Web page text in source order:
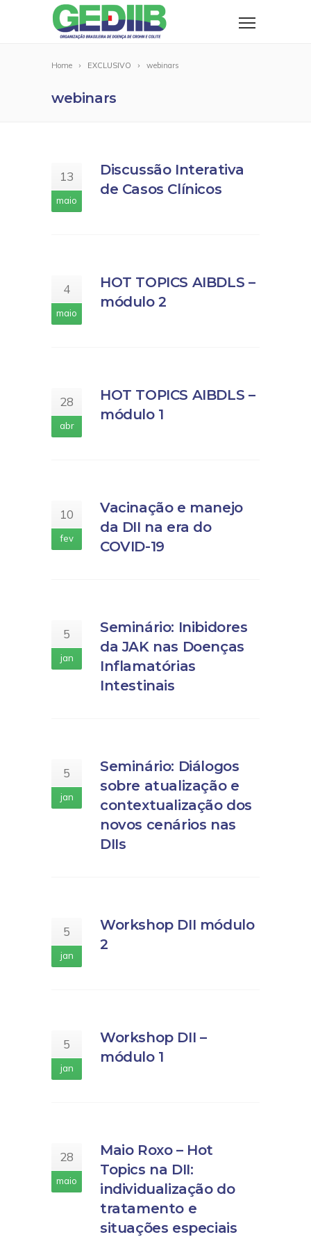
Home EXCLUSIVO webinars
webinars
13
maio
Discussão Interativa
de Casos Clínicos
4
maio
HOT TOPICS AIBDLS –
módulo 2
28
abr
HOT TOPICS AIBDLS –
módulo 1
10
fev
Vacinação e manejo
da DII na era do
COVID-19
5
jan
Seminário: Inibidores
da JAK nas Doenças
Inflamatórias
Intestinais
5
jan
Seminário: Diálogos
sobre atualização e
contextualização dos
novos cenários nas
DIIs
5
jan
Workshop DII módulo
2
5
jan
Workshop DII –
módulo 1
28
maio
Maio Roxo – Hot
Topics na DII:
individualização do
tratamento e
situações especiais